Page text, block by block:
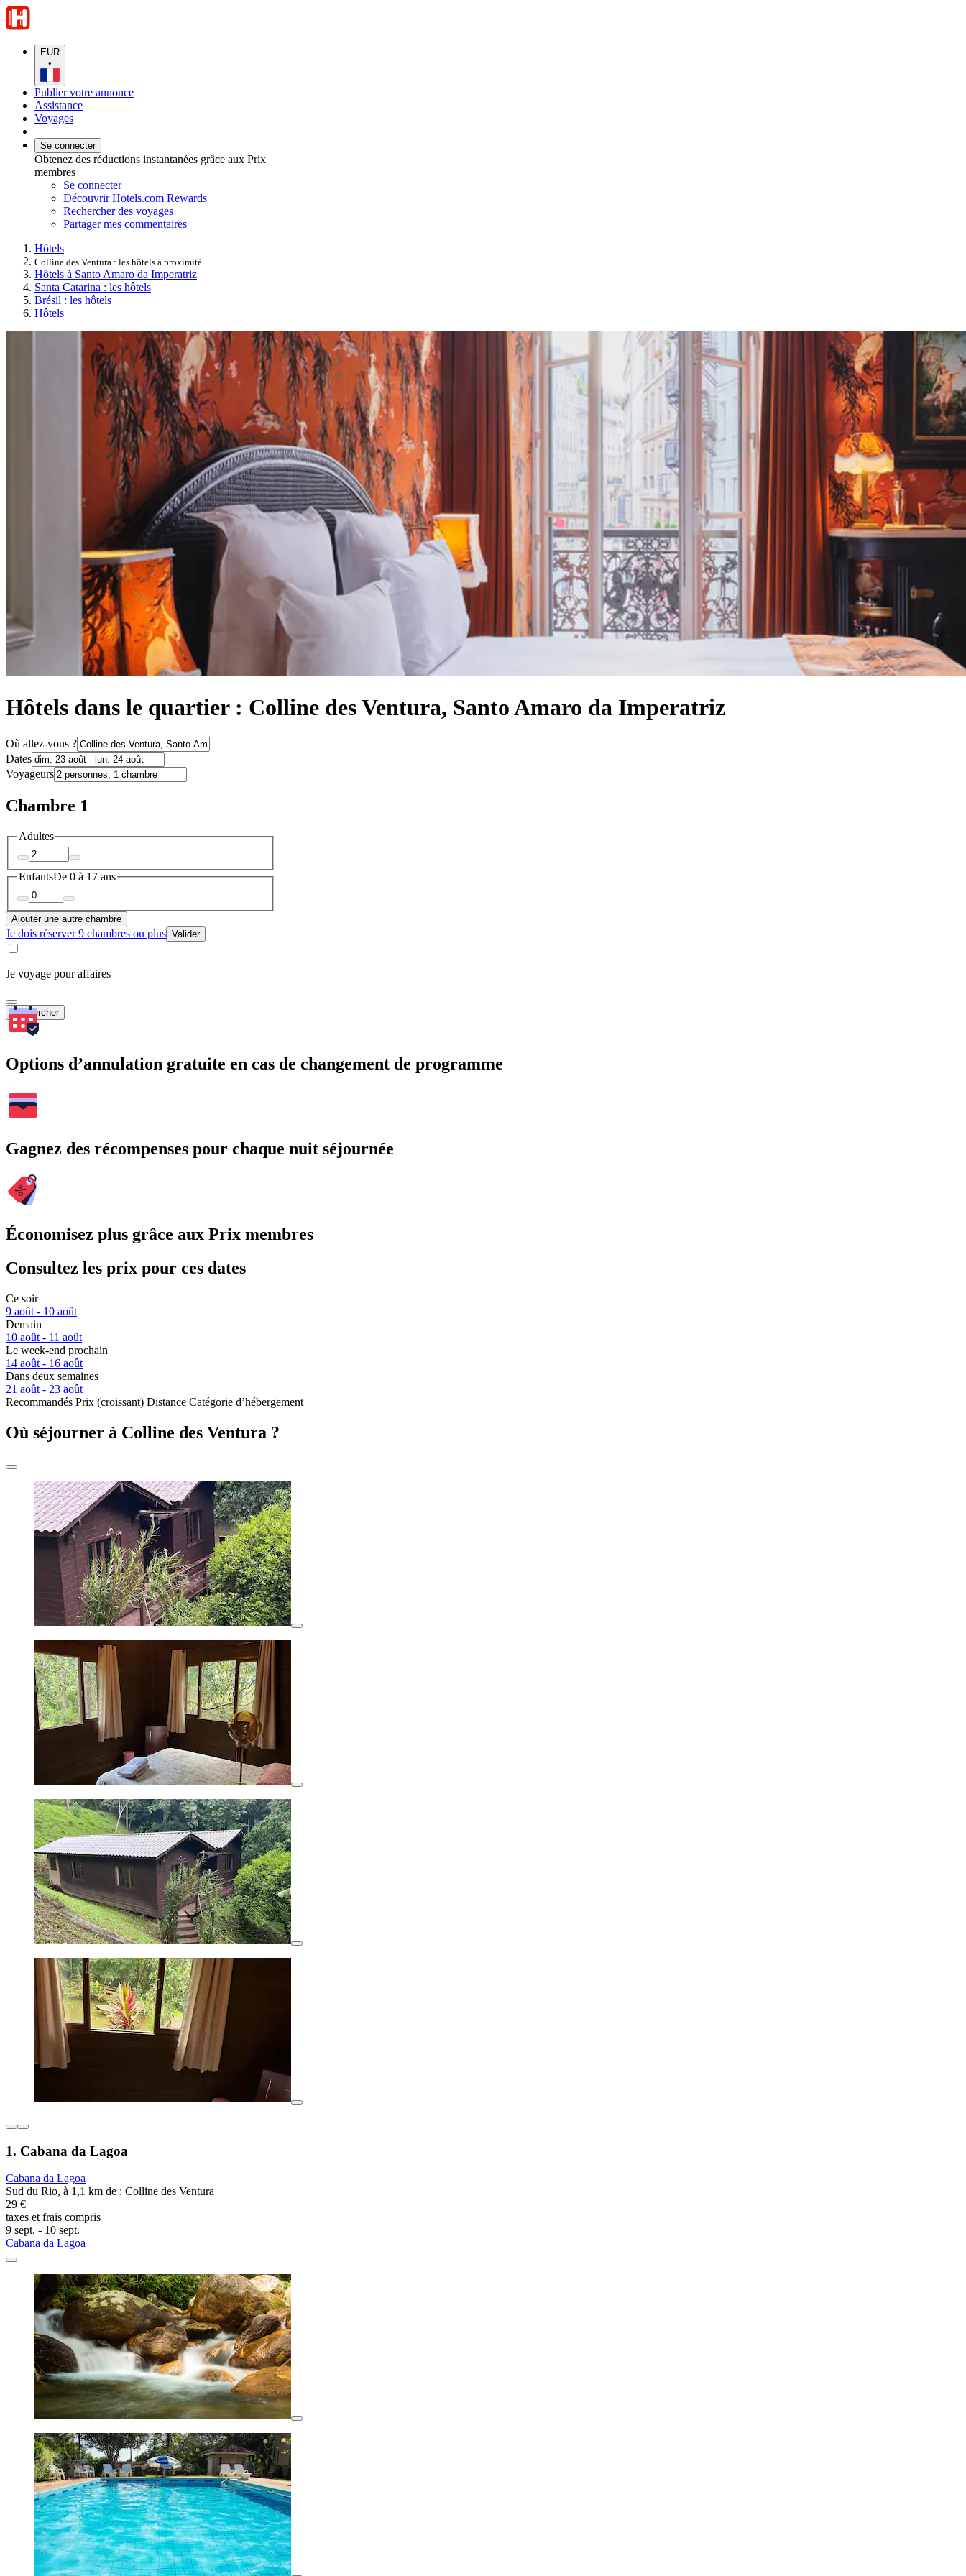
EUR
•
Publier votre annonce
Assistance
Voyages
Se connecter
Obtenez des réductions instantanées grâce aux Prix
membres
Se connecter
Découvrir Hotels.com Rewards
Rechercher des voyages
Partager mes commentaires
Hôtels
Colline des Ventura : les hôtels à proximité
Hôtels à Santo Amaro da Imperatriz
Santa Catarina : les hôtels
Brésil : les hôtels
Hôtels
Hôtels dans le quartier : Colline des Ventura, Santo Amaro da Imperatriz
Où allez-vous ?
Dates
Voyageurs
Chambre 1
Adultes
EnfantsDe 0 à 17 ans
Ajouter une autre chambre
Je dois réserver 9 chambres ou plus Valider
Je voyage pour affaires
Rechercher
Options d’annulation gratuite en cas de changement de programme
Gagnez des récompenses pour chaque nuit séjournée
Économisez plus grâce aux Prix membres
Consultez les prix pour ces dates
Ce soir
9 août - 10 août
Demain
10 août - 11 août
Le week-end prochain
14 août - 16 août
Dans deux semaines
21 août - 23 août
Recommandés Prix (croissant) Distance Catégorie d’hébergement
Où séjourner à Colline des Ventura ?
1. Cabana da Lagoa
Cabana da Lagoa
Sud du Rio, à 1,1 km de : Colline des Ventura
29 €
taxes et frais compris
9 sept. - 10 sept.
Cabana da Lagoa